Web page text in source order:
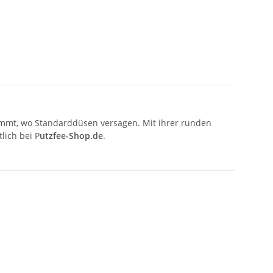
wo Standarddüsen versagen. Mit ihrer runden
bei Putzfee-Shop.de.